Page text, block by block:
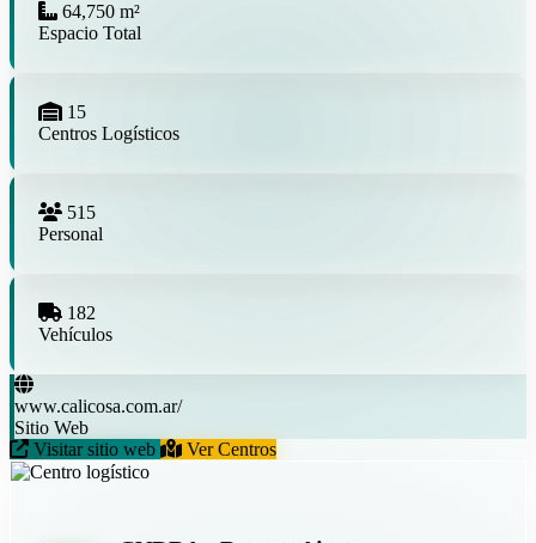
64,750 m²
Espacio Total
15
Centros Logísticos
515
Personal
182
Vehículos
www.calicosa.com.ar/
Sitio Web
Visitar sitio web
Ver Centros